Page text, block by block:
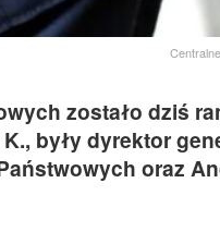
zostało dziś
były dyrektor
oraz